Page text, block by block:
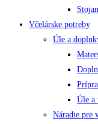
Včelárske potreby
Úle a
Úle a
Náradie pre